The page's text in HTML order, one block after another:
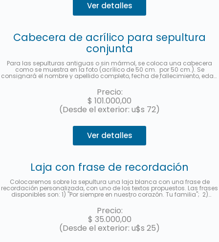
Ver detalles
Cabecera de acrílico para sepultura
conjunta
Para las sepulturas antiguas o sin mármol, se coloca una cabecera
como se muestra en la foto (acrílico de 50 cm. por 50 cm.). Se
consignará el nombre y apellido completo, fecha de fallecimiento, edad
sepultura) de cada fallecido. Se enviará una foto una vez finalizado el
trabajo. Hasta 3 cuotas sin interés con MercadoPago.
Precio:
$ 101.000,00
(Desde el exterior: u$s 72)
Ver detalles
Laja con frase de recordación
Colocaremos sobre la sepultura una laja blanca con una frase de
recordación personalizada, con uno de los textos propuestos. Las frases
disponibles son: 1) "Por siempre en nuestro corazón. Tu familia"; 2)
ejemplo. Te amaremos por siempre." y 4) "Tu familia te recuerda.".
Deberá indicar al contratar el servicio la frase seleccionada en la
sección "observaciones". Le enviaremos una foto a su e-mail cuando se
haya realizado.
Precio:
$ 35.000,00
(Desde el exterior: u$s 25)